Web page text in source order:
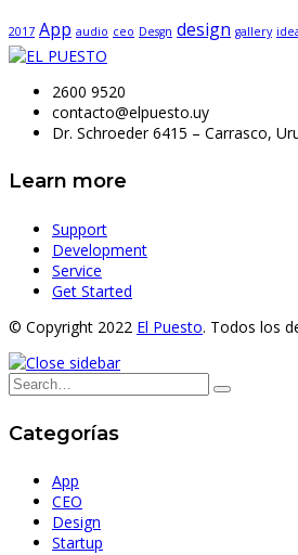
2017 App audio ceo Desgn design gallery
2600 9520
contacto@elpuesto.uy
Dr. Schroeder 6415 – Carrasco,
Learn more
Support
Development
Service
Get Started
© Copyright 2022 El Puesto. Todos los
Categorías
App
CEO
Design
Startup